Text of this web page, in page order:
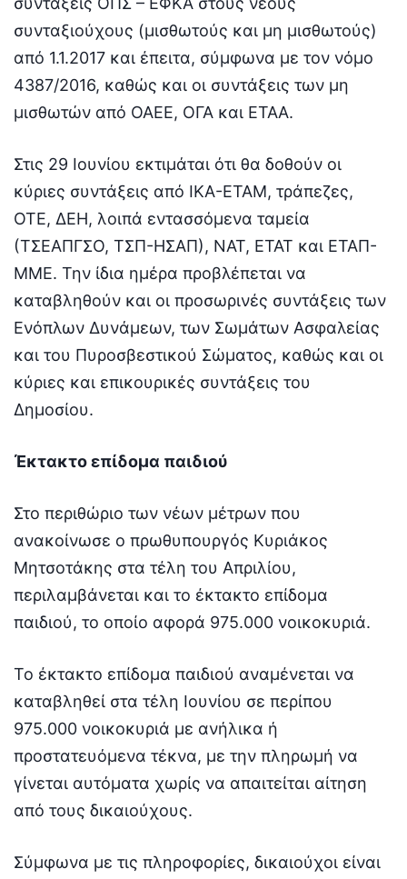
συνταξιούχους (μισθωτούς και μη μισθωτούς)
από 1.1.2017 και έπειτα, σύμφωνα με τον νόμο
4387/2016, καθώς και οι συντάξεις των μη
μισθωτών από ΟΑΕΕ, ΟΓΑ και ΕΤΑΑ.
Στις 29 Ιουνίου εκτιμάται ότι θα δοθούν οι
κύριες συντάξεις από ΙΚΑ-ΕΤΑΜ, τράπεζες,
ΟΤΕ, ΔΕΗ, λοιπά εντασσόμενα ταμεία
(ΤΣΕΑΠΓΣΟ, ΤΣΠ-ΗΣΑΠ), ΝΑΤ, ΕΤΑΤ και ΕΤΑΠ-
ΜΜΕ. Την ίδια ημέρα προβλέπεται να
καταβληθούν και οι προσωρινές συντάξεις των
Ενόπλων Δυνάμεων, των Σωμάτων Ασφαλείας
και του Πυροσβεστικού Σώματος, καθώς και οι
κύριες και επικουρικές συντάξεις του
Δημοσίου.
Έκτακτο επίδομα παιδιού
Στο περιθώριο των νέων μέτρων που
ανακοίνωσε ο πρωθυπουργός Κυριάκος
Μητσοτάκης στα τέλη του Απριλίου,
περιλαμβάνεται και το έκτακτο επίδομα
παιδιού, το οποίο αφορά 975.000 νοικοκυριά.
Το έκτακτο επίδομα παιδιού αναμένεται να
καταβληθεί στα τέλη Ιουνίου σε περίπου
975.000 νοικοκυριά με ανήλικα ή
προστατευόμενα τέκνα, με την πληρωμή να
γίνεται αυτόματα χωρίς να απαιτείται αίτηση
από τους δικαιούχους.
Σύμφωνα με τις πληροφορίες, δικαιούχοι είναι